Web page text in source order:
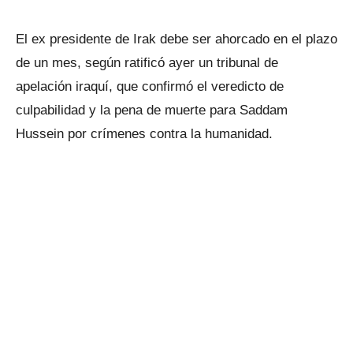
El ex presidente de Irak debe ser ahorcado en el plazo
de un mes, según ratificó ayer un tribunal de
apelación iraquí, que confirmó el veredicto de
culpabilidad y la pena de muerte para Saddam
Hussein por crímenes contra la humanidad.